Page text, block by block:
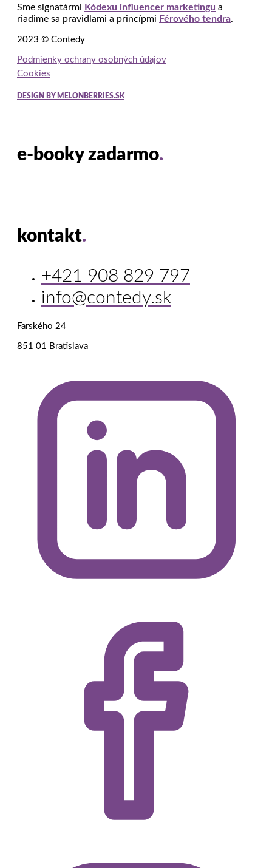
Sme signatármi Kódexu influencer marketingu a
riadime sa pravidlami a princípmi Férového tendra.
2023 © Contedy
Podmienky ochrany osobných údajov
Cookies
DESIGN BY MELONBERRIES.SK
e-booky zadarmo.
kontakt.
+421 908 829 797
info@contedy.sk
Farského 24
851 01 Bratislava